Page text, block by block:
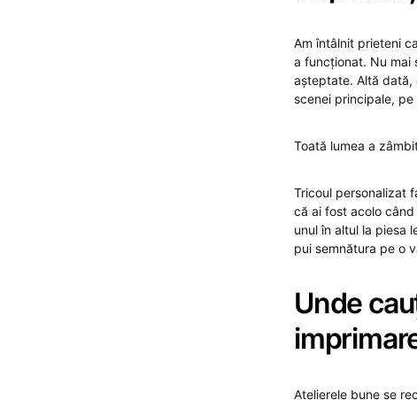
Am întâlnit prieteni
a funcționat. Nu mai
așteptate. Altă dată,
scenei principale,
Toată lumea a
Tricoul personalizat
că ai fost acolo
unul în altul la piesa
pui semnătura pe o
Unde
Atelierele bune se